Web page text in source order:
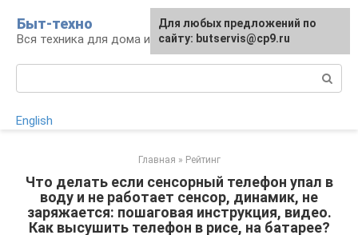
контенту
Быт-техно
Вся техника для дома и сада
English
Главная » Рейтинг
Что делать если сенсорный телефон упал в
воду и не работает сенсор, динамик, не
заряжается: пошаговая инструкция, видео.
Как высушить телефон в рисе, на батарее?
Для любых предложений по
сайту: butservis@cp9.ru